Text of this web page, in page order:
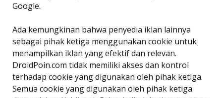
Google.
Ada kemungkinan bahwa penyedia iklan lainnya
sebagai pihak ketiga menggunakan cookie untuk
menampilkan iklan yang efektif dan relevan.
DroidPoin.com tidak memiliki akses dan kontrol
terhadap cookie yang digunakan oleh pihak ketiga.
Semua cookie yang digunakan oleh pihak ketiga